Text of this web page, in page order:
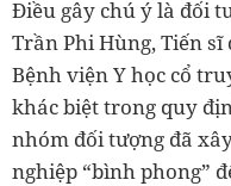
Điều gây chú ý là đối
Trần Phi Hùng, Tiến
Bệnh viện Y học cổ
khác biệt trong quy
nhóm đối tượng đã
nghiệp “bình phong”